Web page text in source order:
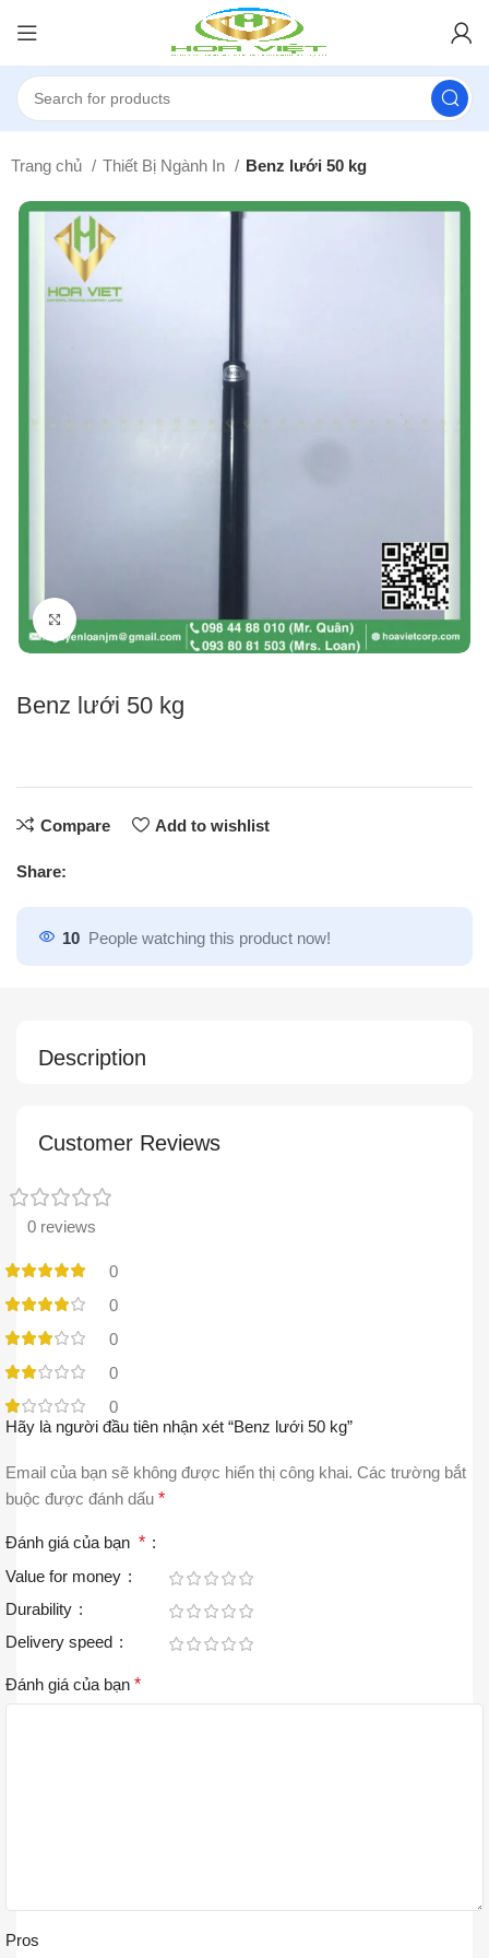
Trang chủ Thiết Bị Ngành In Benz lưới 50 kg
Click to enlarge
Benz lưới 50 kg
Compare Add to wishlist
Share:
10 People watching this product now!
Description
Customer Reviews
0 reviews
0
0
0
0
0
Hãy là người đầu tiên nhận xét “Benz lưới 50 kg”
Email của bạn sẽ không được hiển thị công khai. Các trường bắt
buộc được đánh dấu *
Đánh giá của bạn *
Value for money
Durability
Delivery speed
Đánh giá của bạn *
Pros